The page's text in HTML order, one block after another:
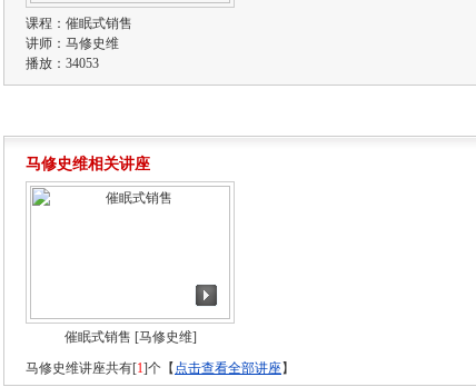
课程： 催眠式销售
讲师： 马修史维
播放：34053
马修史维相关讲座
催眠式销售 [马修史维]
马修史维讲座共有[1]个【 点击查看全部讲座】